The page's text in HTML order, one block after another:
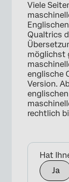
Viele
Qualtrics
möglichst
englische
Version.
rechtlich
Hat
Ja